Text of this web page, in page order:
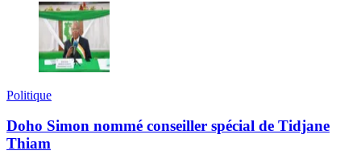
Politique
Doho Simon nommé conseiller spécial de Tidjane
Thiam